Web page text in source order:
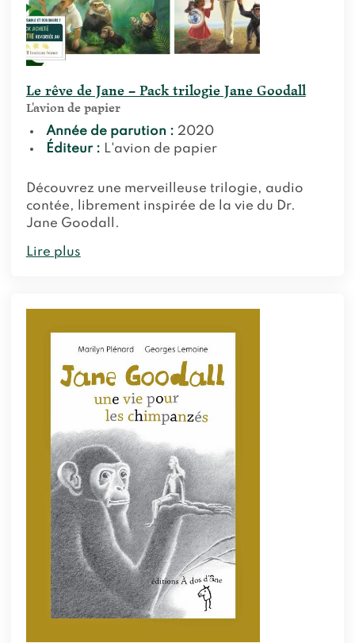
Le rêve de Jane – Pack trilogie Jane Goodall
L'avion de papier
Année de parution : 2020
Éditeur : L'avion de papier
Découvrez une merveilleuse trilogie, audio
contée, librement inspirée de la vie du Dr.
Jane Goodall.
Lire plus